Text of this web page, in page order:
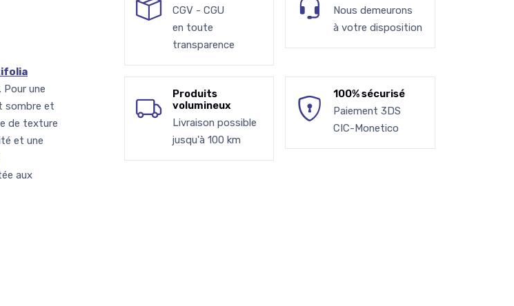
une
sombre et
de texture
et une
aux
CGV - CGU
en toute
transparence
Nous demeurons
à votre disposition
Produits
volumineux
Livraison possible
jusqu'à 100 km
100% sécurisé
Paiement 3DS
CIC-Monetico